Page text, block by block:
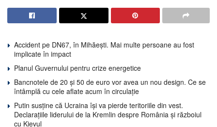
Accident pe DN67, în Mihăești. Mai multe persoane au fost
implicate în impact
Planul Guvernului pentru crize energetice
Bancnotele de 20 și 50 de euro vor avea un nou design. Ce se
întâmplă cu cele aflate acum în circulație
Putin susține că Ucraina își va pierde teritoriile din vest.
Declarațiile liderului de la Kremlin despre România și războiul
cu Kievul